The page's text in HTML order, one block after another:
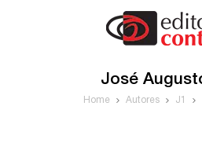
José
Home Autores J1